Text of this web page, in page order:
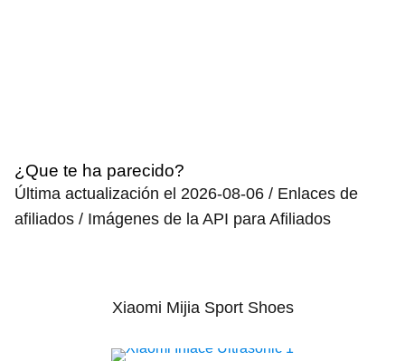
¿Que te ha parecido?
Última actualización el 2026-08-06 / Enlaces de
afiliados / Imágenes de la API para Afiliados
Xiaomi Mijia Sport Shoes